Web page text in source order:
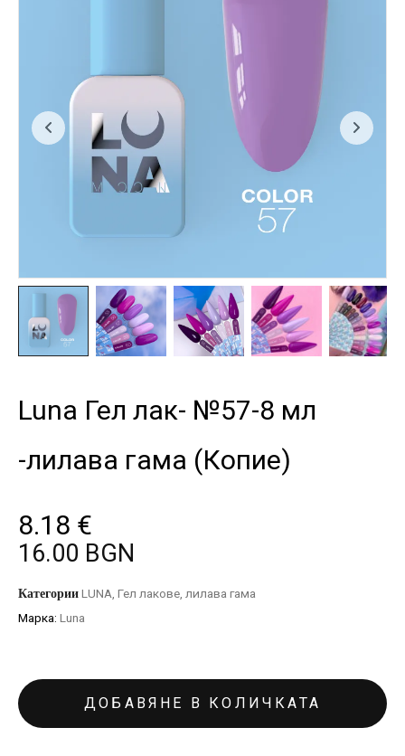
Luna Гел лак- №57-8 мл
-лилава гама (Копие)
8.18 €
16.00 BGN
КатегорииLUNA Гел лакове лилава гама
Марка: Luna
ДОБАВЯНЕ В КОЛИЧКАТА